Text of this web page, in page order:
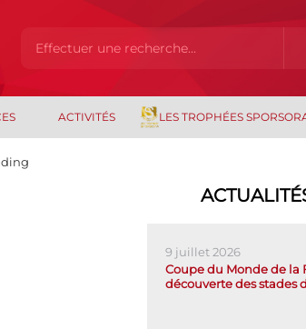
ACTIVITÉS LES TROPHÉES
9 juillet 2026
Coupe du Monde de la
découverte des stades